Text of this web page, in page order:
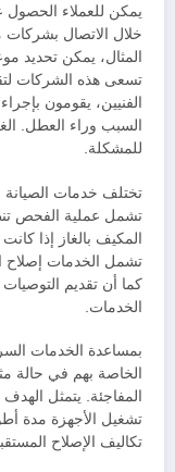
يمكن للعملاء الحصول
خلال الاتصال
المثال، يمكن تحديد
تسعى هذه الشركات
الفنيين، يقومون
السبب وراء العطل.
للمشكلة.
تختلف خدمات الصيانة
تشمل عملية الفحص
المكيف بالغاز إذا
تشمل الخدمات إصلاح
كما أن تقديم
الخدمات.
بمساعدة الخدمات
الخاصة بهم في حالة
المفاجئة. يتمثل
تشغيل الأجهزة مدة
تكاليف الإصلاح